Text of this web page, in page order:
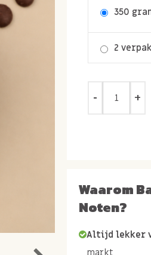
350
2
Waarom
Noten?
Altijd lekker
markt